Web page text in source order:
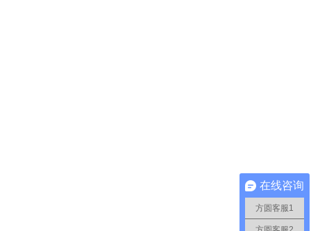
在线咨询
方圆客服1